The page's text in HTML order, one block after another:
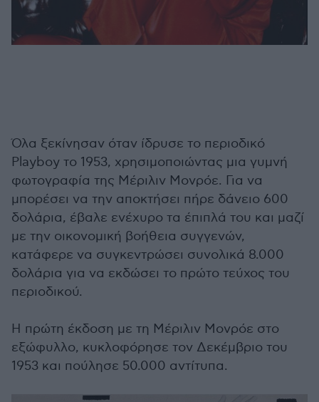
Όλα ξεκίνησαν όταν ίδρυσε το περιοδικό
Playboy το 1953, χρησιμοποιώντας μια γυμνή
φωτογραφία της Μέριλιν Μονρόε. Για να
μπορέσει να την αποκτήσει πήρε δάνειο 600
δολάρια, έβαλε ενέχυρο τα έπιπλά του και μαζί
με την οικονομική βοήθεια συγγενών,
κατάφερε να συγκεντρώσει συνολικά 8.000
δολάρια για να εκδώσει το πρώτο τεύχος του
περιοδικού.
H πρώτη έκδοση με τη Μέριλιν Μονρόε στο
εξώφυλλο, κυκλοφόρησε τον Δεκέμβριο του
1953 και πούλησε 50.000 αντίτυπα.